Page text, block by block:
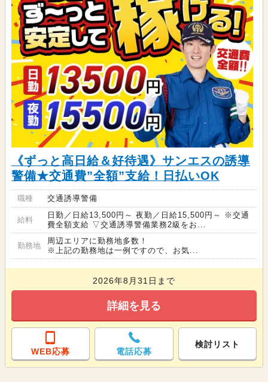
《ずっと高日給＆好待遇》サンエスの誘導
警備★交通費”全額”支給！日払いOK
職種 交通誘導警備
給料
日勤／日給13,500円～ 夜勤／日給15,500円～ ※交通
費全額支給 ▽交通誘導警備業務2級をお...
勤務地
周辺エリアに勤務地多数！
※上記の勤務地は一例ですので、お気...
2026年8月31日まで
詳細を見る
WEB応募 電話応募
検討リスト